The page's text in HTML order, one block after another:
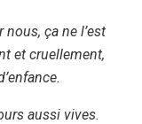
ça ne l’est
et cruellement,
aussi vives.